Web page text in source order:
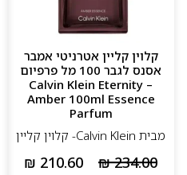
קלוין קליין אטרניטי אמבר
אסנס לגבר 100 מל פרפיום
– Calvin Klein Eternity
Amber 100ml Essence
Parfum
מבית Calvin Klein- קלוין קליין
₪234.00
₪ 210.60